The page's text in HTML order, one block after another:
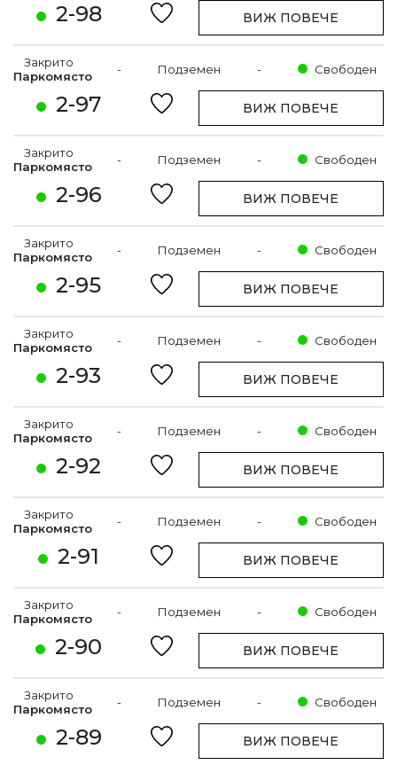
2-98 ВИЖ ПОВЕЧЕ
2-97
Закрито
Паркомясто
- Подземен - Свободен
ВИЖ ПОВЕЧЕ
2-96
Закрито
Паркомясто
- Подземен - Свободен
ВИЖ ПОВЕЧЕ
2-95
Закрито
Паркомясто
- Подземен - Свободен
ВИЖ ПОВЕЧЕ
2-93
Закрито
Паркомясто
- Подземен - Свободен
ВИЖ ПОВЕЧЕ
2-92
Закрито
Паркомясто
- Подземен - Свободен
ВИЖ ПОВЕЧЕ
2-91
Закрито
Паркомясто
- Подземен - Свободен
ВИЖ ПОВЕЧЕ
2-90
Закрито
Паркомясто
- Подземен - Свободен
ВИЖ ПОВЕЧЕ
2-89
Закрито
Паркомясто
- Подземен - Свободен
ВИЖ ПОВЕЧЕ